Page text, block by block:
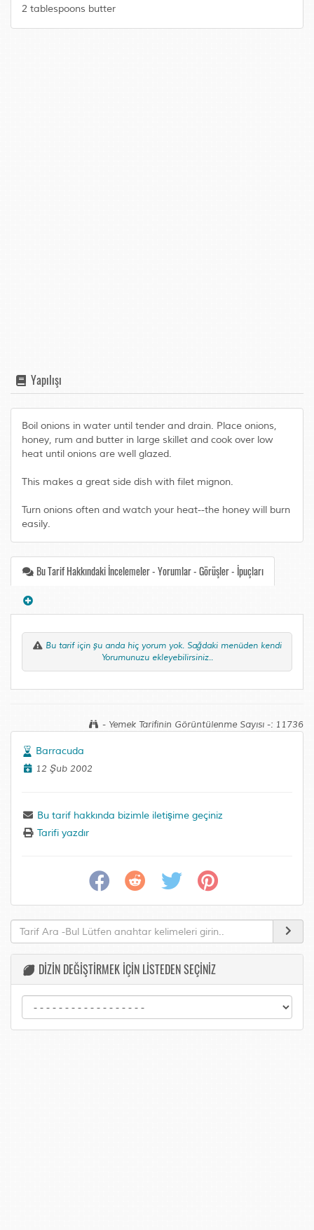
2 tablespoons butter
Yapılışı
Boil onions in water until tender and drain. Place onions,
honey, rum and butter in large skillet and cook over low
heat until onions are well glazed.
This makes a great side dish with filet mignon.
Turn onions often and watch your heat--the honey will burn
easily.
Bu Tarif Hakkındaki İncelemeler - Yorumlar - Görüşler - İpuçları
Bu tarif için şu anda hiç yorum yok. Sağdaki menüden kendi
Yorumunuzu ekleyebilirsiniz..
- Yemek Tarifinin Görüntülenme Sayısı -: 11736
Barracuda
12 Şub 2002
Bu tarif hakkında bizimle iletişime geçiniz
Tarifi yazdır
DİZİN DEĞİŞTİRMEK İÇİN LİSTEDEN SEÇİNİZ